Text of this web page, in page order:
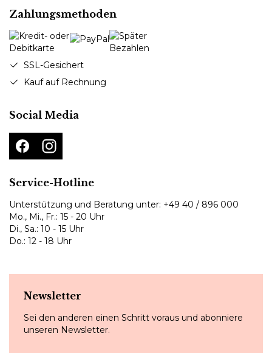
Zahlungsmethoden
SSL-Gesichert
Kauf auf Rechnung
Social Media
Service-Hotline
Unterstützung und Beratung unter: +49 40 / 896 000
Mo., Mi., Fr.: 15 - 20 Uhr
Di., Sa.: 10 - 15 Uhr
Do.: 12 - 18 Uhr
Newsletter
Sei den anderen einen Schritt voraus und abonniere
unseren Newsletter.